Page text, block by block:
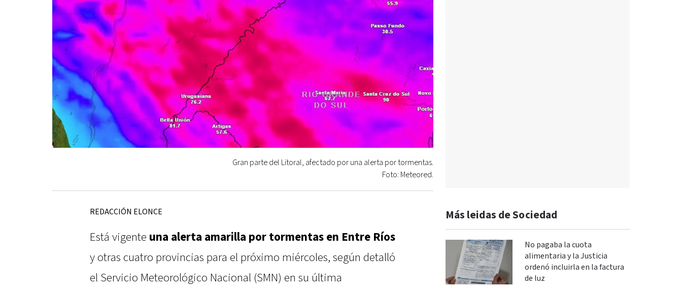
Gran parte del Litoral, afectado por una alerta por tormentas.
Foto: Meteored.
REDACCIÓN ELONCE
Está vigente una alerta amarilla por tormentas en Entre Ríos
y otras cuatro provincias para el próximo miércoles, según detalló
el Servicio Meteorológico Nacional (SMN) en su última
Más leidas de Sociedad
No pagaba la cuota
alimentaria y la Justicia
ordenó incluirla en la factura
de luz